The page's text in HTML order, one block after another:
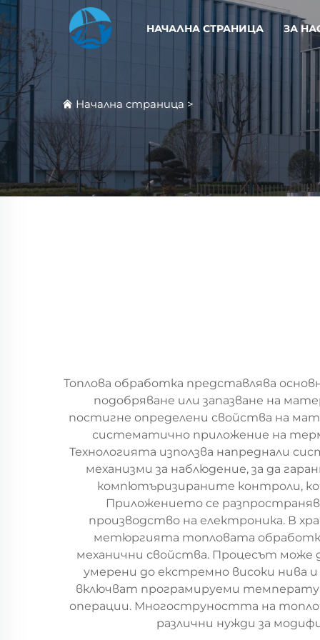
НАЧАЛНА СТРАНИЦА ЗА
Начална страница >
Топлова обработка представлява
подобряване или запазване на
постигне определени свойства на
систематично приложение на
Технологията използва напреднали
механизми за наблюдение, за да
компютъризираните контроли,
Приложението се
производство на електроника. В
метюргията топловата
механични свойства. Процесът може
умерени до екстремно високи нива
включват програмируеми
операции. Многоструността на
различни нужди за